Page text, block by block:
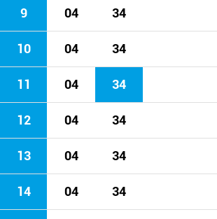
9 04 34
10 04 34
11 04 34
12 04 34
13 04 34
14 04 34